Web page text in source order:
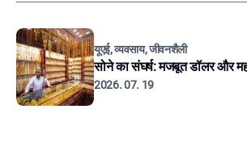
यूएई, व्यवसाय, जीवनशैली
सोने का संघर्ष: मजबूत डॉलर और
2026. 07. 19